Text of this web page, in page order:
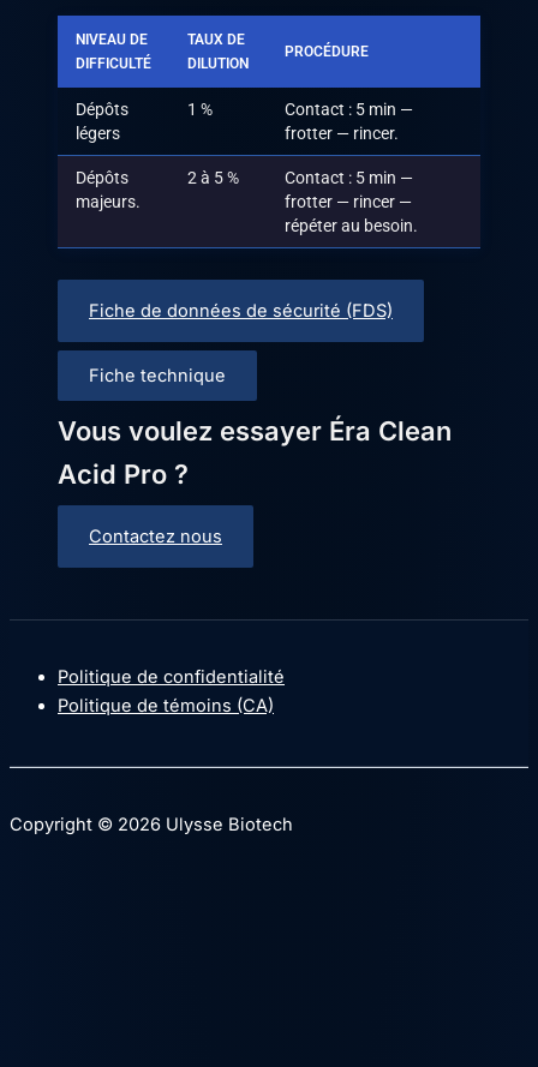
NIVEAU DE
DIFFICULTÉ
TAUX DE
DILUTION
PROCÉDURE
Dépôts
légers
1 %
Contact : 5 min —
frotter — rincer.
Dépôts
majeurs.
2 à 5 %
Contact : 5 min —
frotter — rincer —
répéter au besoin.
Fiche de données de sécurité (FDS)
Fiche technique
Vous voulez essayer Éra Clean
Acid Pro ?
Contactez nous
Politique de confidentialité
Politique de témoins (CA)
Copyright © 2026 Ulysse Biotech